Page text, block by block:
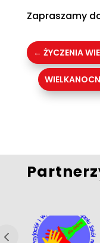
Zapraszamy
← ŻYCZENIA